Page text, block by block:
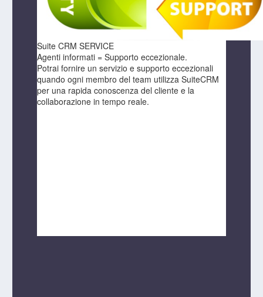
Suite CRM SERVICE
Agenti informati = Supporto eccezionale.
Potrai fornire un servizio e supporto eccezionali
quando ogni membro del team utilizza SuiteCRM
per una rapida conoscenza del cliente e la
collaborazione in tempo reale.